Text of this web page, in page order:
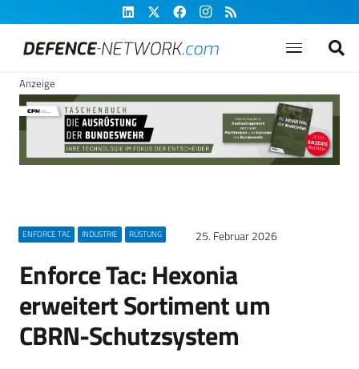
Anzeige
ENFORCE TAC INDUSTRIE RÜSTUNG 25. Februar 2026
Enforce Tac: Hexonia
erweitert Sortiment um
CBRN-Schutzsystem